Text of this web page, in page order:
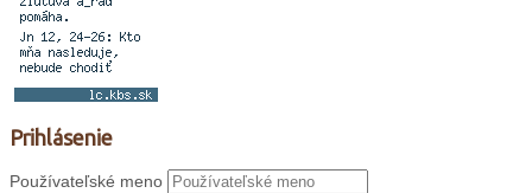
Prihlásenie
Používateľské meno